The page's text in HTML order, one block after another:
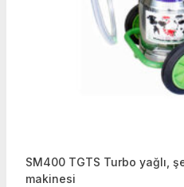
SM400 TGTS Turbo yağlı,
makinesi